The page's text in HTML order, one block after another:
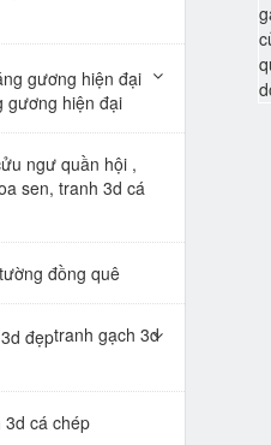
gương hiện đại
ngư quần hội ,
sen, tranh 3d cá
đồng quê
tranh gạch 3d
3d cá chép